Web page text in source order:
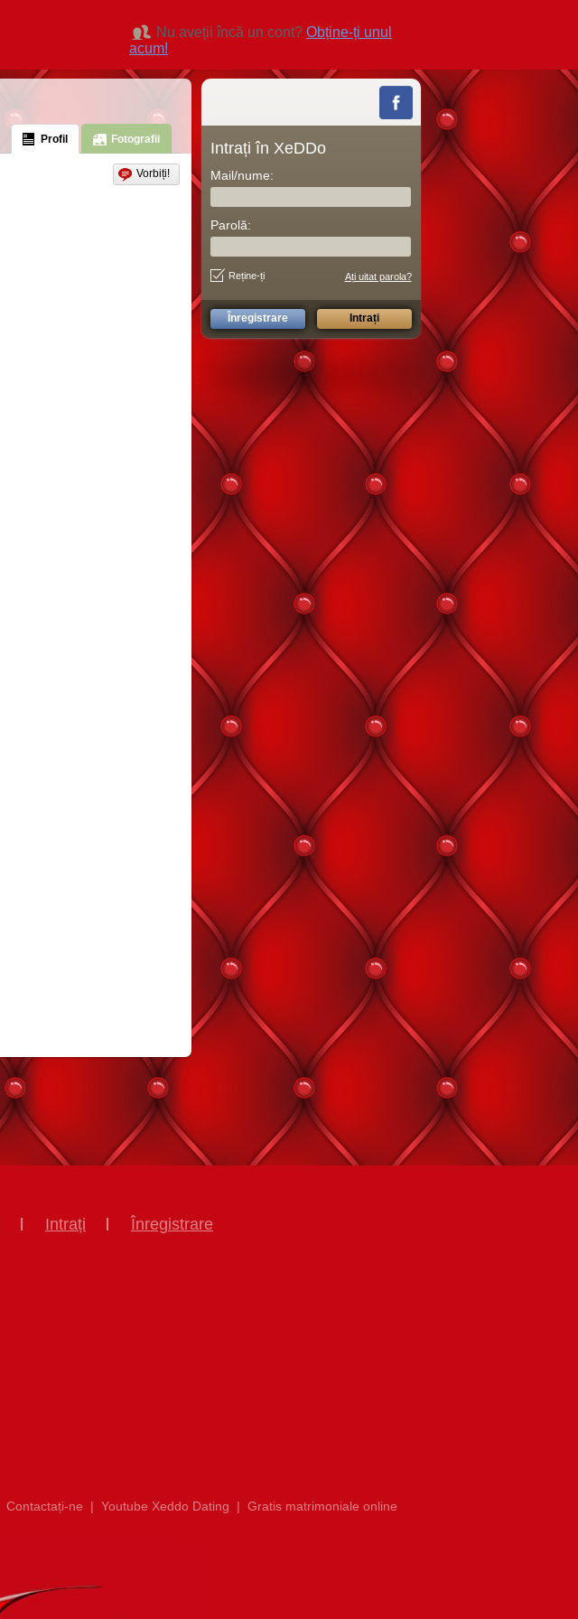
Nu aveții încă un cont? Obține-ți unul
acum!
Profil Fotografii
Vorbiți!
Intrați în XeDDo
Mail/nume:
Parolă:
Reține-ți Ați uitat parola?
Intrați Înregistrare
Contactați-ne | Youtube Xeddo Dating | Gratis matrimoniale online